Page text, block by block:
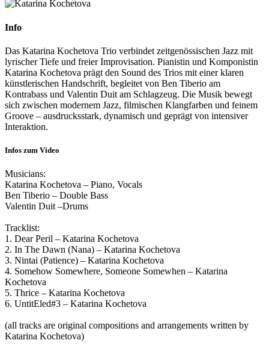
Info
Das Katarina Kochetova Trio verbindet zeitgenössischen Jazz mit
lyrischer Tiefe und freier Improvisation. Pianistin und Komponistin
Katarina Kochetova prägt den Sound des Trios mit einer klaren
künstlerischen Handschrift, begleitet von Ben Tiberio am
Kontrabass und Valentin Duit am Schlagzeug. Die Musik bewegt
sich zwischen modernem Jazz, filmischen Klangfarben und feinem
Groove – ausdrucksstark, dynamisch und geprägt von intensiver
Interaktion.
Infos zum Video
Musicians:
Katarina Kochetova – Piano, Vocals
Ben Tiberio – Double Bass
Valentin Duit –Drums
Tracklist:
1. Dear Peril – Katarina Kochetova
2. In The Dawn (Nana) – Katarina Kochetova
3. Nintai (Patience) – Katarina Kochetova
4. Somehow Somewhere, Someone Somewhen – Katarina
Kochetova
5. Thrice – Katarina Kochetova
6. UntitEled#3 – Katarina Kochetova
(all tracks are original compositions and arrangements written by
Katarina Kochetova)